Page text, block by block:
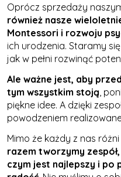
Oprócz sprzedaży
również nasze
Montessori i rozwoju
ich urodzenia. Staramy
jak w pełni rozwinąć
Ale ważne jest, aby
tym wszystkim stoją ,
piękne idee. A dzięki
powodzeniem
Mimo że każdy z nas
razem tworzymy
czym jest najlepszy i